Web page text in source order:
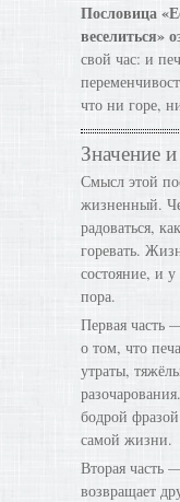
Пословица
веселиться»
свой час: и
что ни горе,
Значение
Смысл этой
жизненный.
радоваться,
горевать.
состояние, и
пора.
Первая часть
о том, что
утраты,
бодрой
самой жизни.
Вторая часть
возвращает